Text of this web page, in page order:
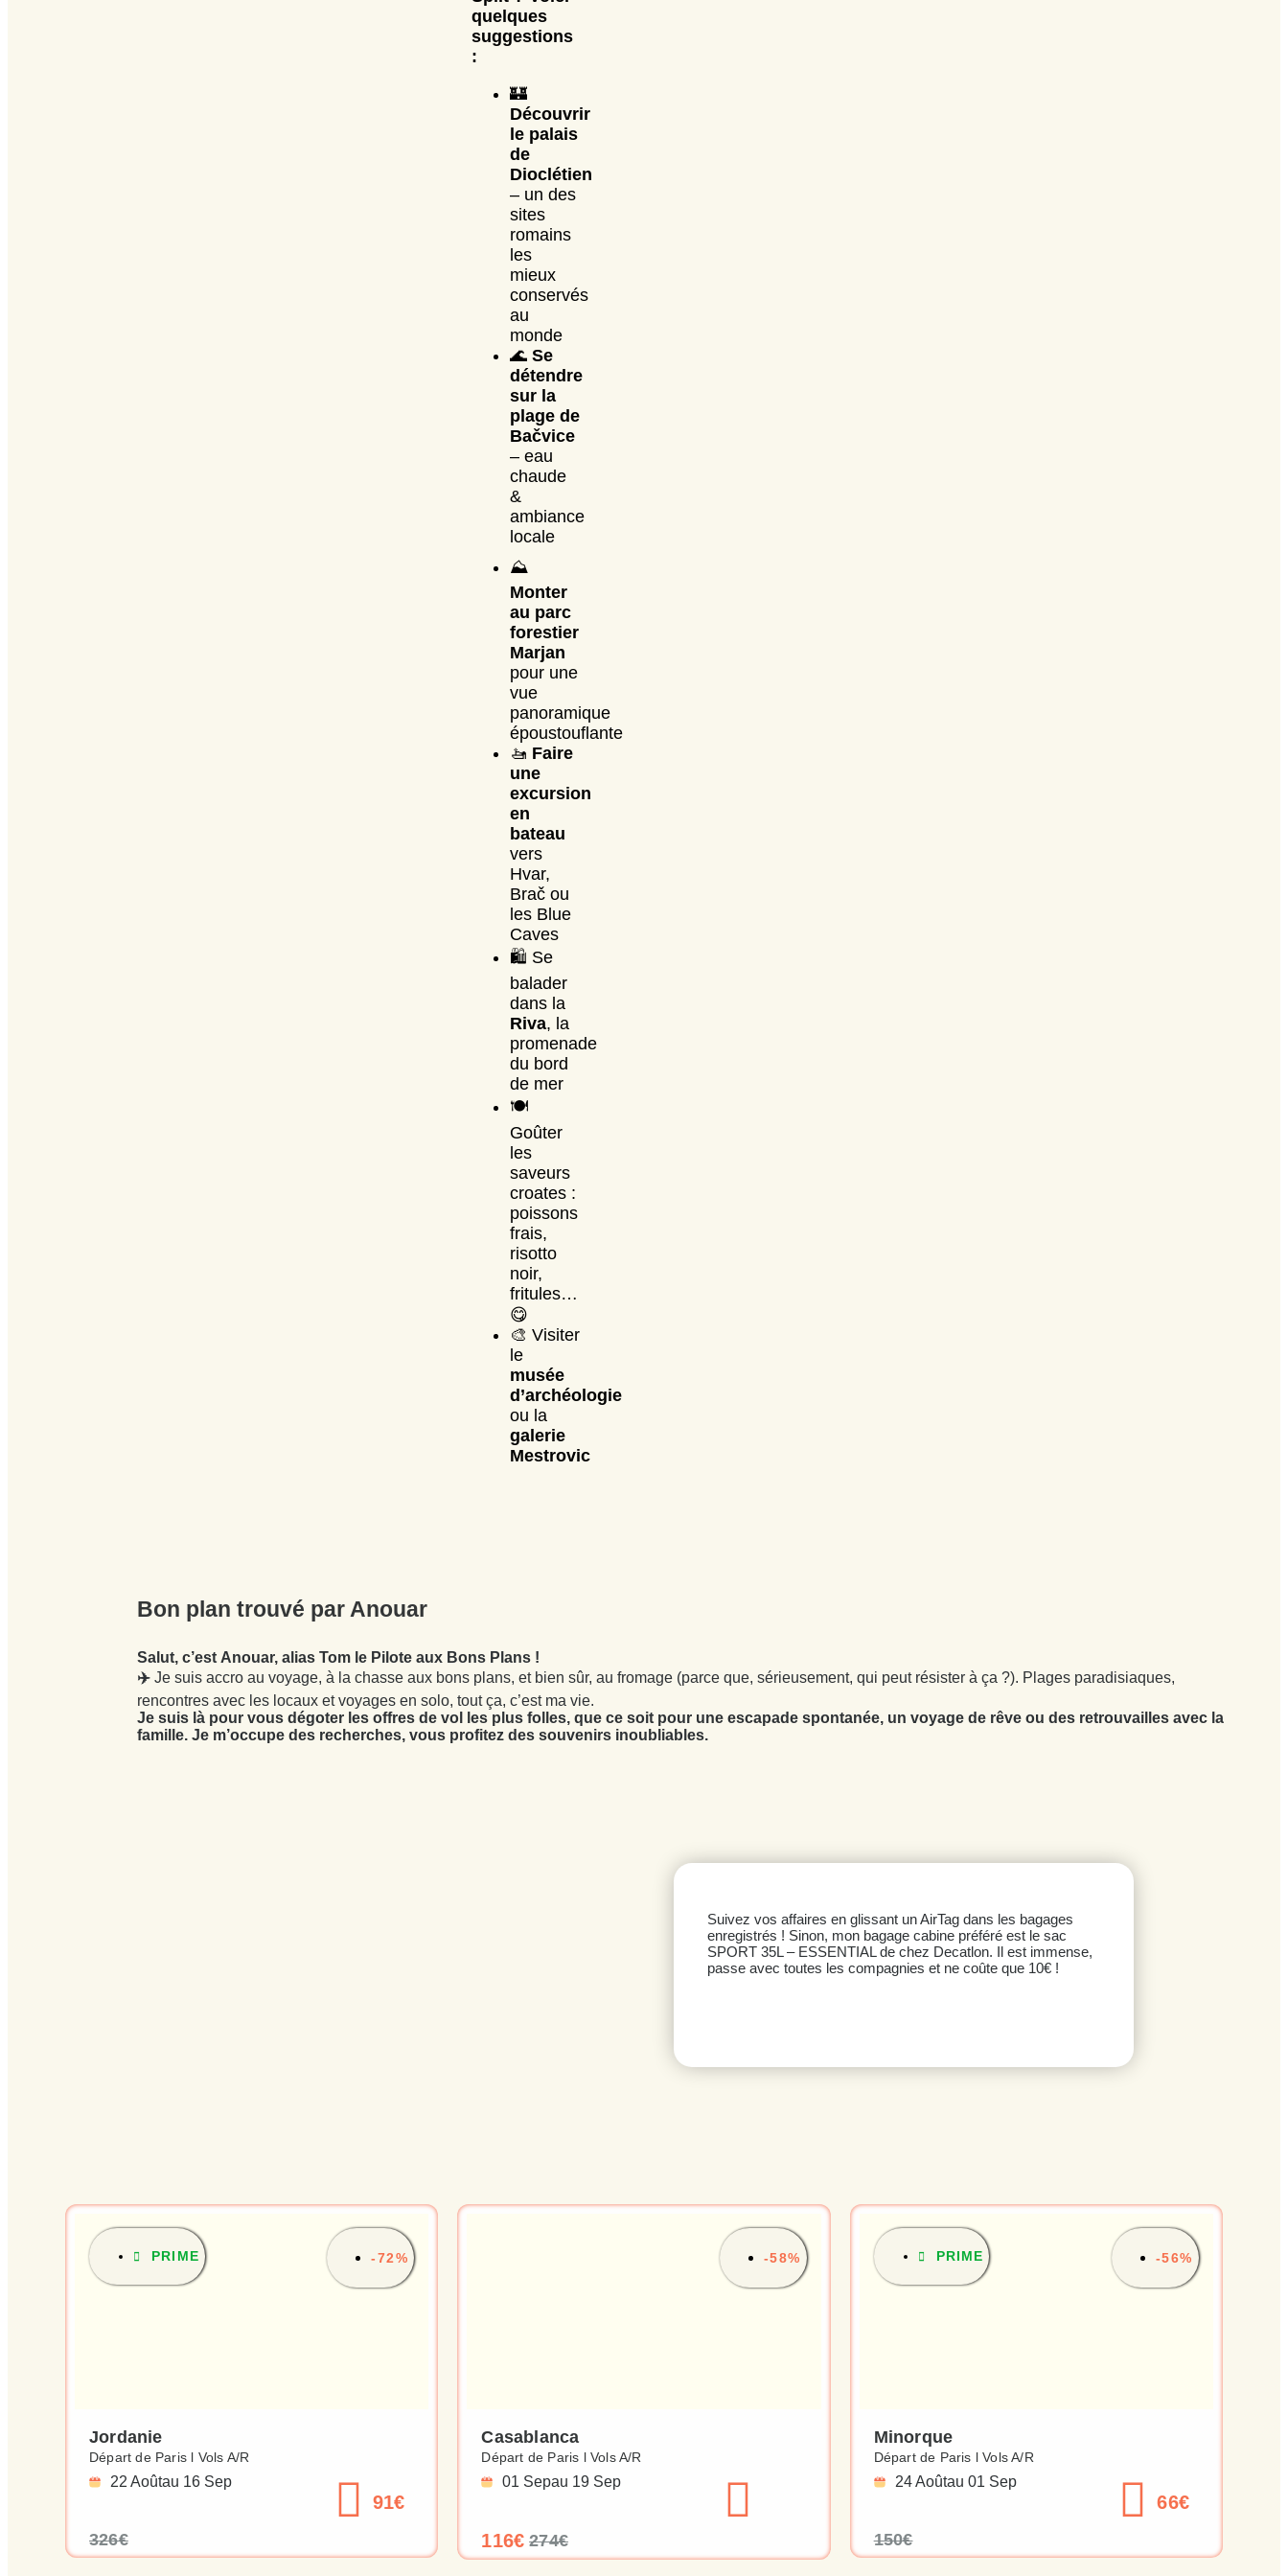
quelques
suggestions
:
🏰
Découvrir
le palais
de
Dioclétien
– un des
sites
romains
les
mieux
conservés
au
monde
🌊Se
détendre
sur la
plage de
Bačvice
– eau
chaude
&
ambiance
locale
⛰️
Monter
au parc
forestier
Marjan
pour une
vue
panoramique
époustouflante
🚤 Faire
une
excursion
en
bateau
vers
Hvar,
Brač ou
les Blue
Caves
🛍️ Se
balader
dans la
Riva, la
promenade
du bord
de mer
🍽️
Goûter
les
saveurs
croates :
poissons
frais,
risotto
noir,
fritules…
😋
🎨 Visiter
le
musée
d’archéologie
ou la
galerie
Mestrovic
Bon plan trouvé par Anouar
Salut, c’est Anouar, alias Tom le Pilote aux Bons Plans !
✈️ Je suis accro au voyage, à la chasse aux bons plans, et bien sûr, au fromage (parce que, sérieusement, qui peut résister à ça ?). Plages paradisiaques,
rencontres avec les locaux et voyages en solo, tout ça, c’est ma vie.
Je suis là pour vous dégoter les offres de vol les plus folles, que ce soit pour une escapade spontanée, un voyage de rêve ou des retrouvailles avec la
famille. Je m’occupe des recherches, vous profitez des souvenirs inoubliables.
Suivez vos affaires en glissant un AirTag dans les bagages
enregistrés ! Sinon, mon bagage cabine préféré est le sac
SPORT 35L – ESSENTIAL de chez Decatlon. Il est immense,
passe avec toutes les compagnies et ne coûte que 10€ !
PRIME -72%
Jordanie
Départ de Paris l Vols A/R
22 Aoûtau 16 Sep
91€
326€
-58%
Casablanca
Départ de Paris l Vols A/R
01 Sepau 19 Sep
116€ 274€
PRIME -56%
Minorque
Départ de Paris l Vols A/R
24 Aoûtau 01 Sep
66€
150€